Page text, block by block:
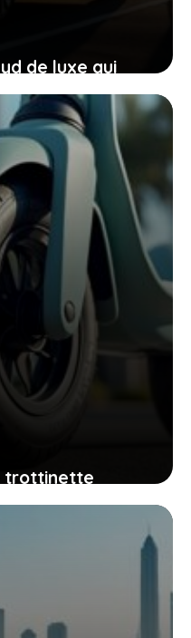
de luxe qui
milliers
arrivée
trottinette
praticité